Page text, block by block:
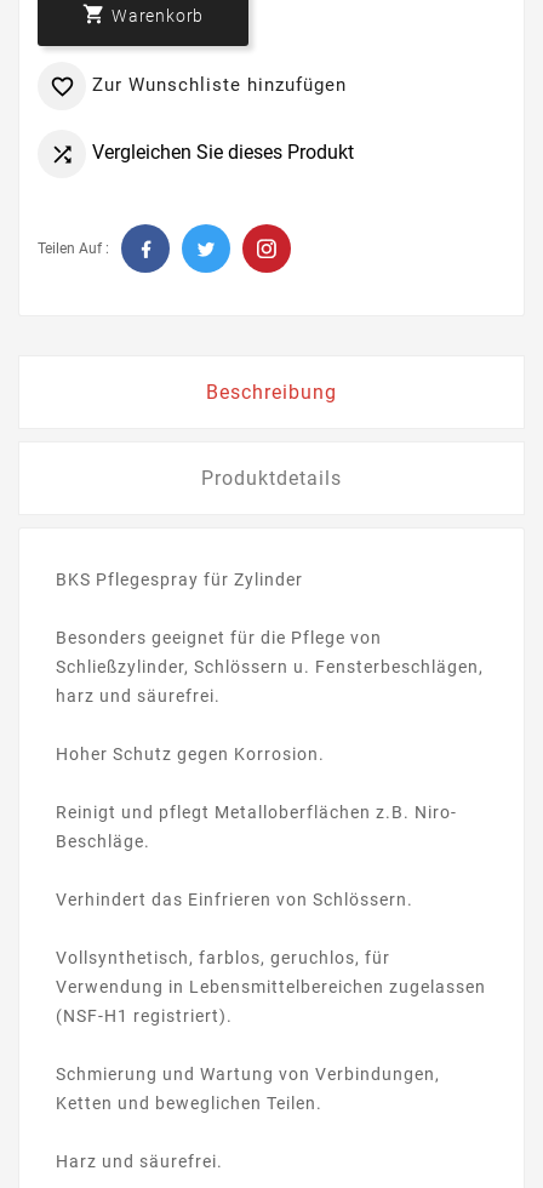
 Warenkorb
 Zur Wunschliste hinzufügen
 Vergleichen Sie dieses Produkt
Teilen Auf :
Beschreibung
Produktdetails
BKS Pflegespray für Zylinder
Besonders geeignet für die Pflege von
Schließzylinder, Schlössern u. Fensterbeschlägen,
harz und säurefrei.
Hoher Schutz gegen Korrosion.
Reinigt und pflegt Metalloberflächen z.B. Niro-
Beschläge.
Verhindert das Einfrieren von Schlössern.
Vollsynthetisch, farblos, geruchlos, für
Verwendung in Lebensmittelbereichen zugelassen
(NSF-H1 registriert).
Schmierung und Wartung von Verbindungen,
Ketten und beweglichen Teilen.
Harz und säurefrei.